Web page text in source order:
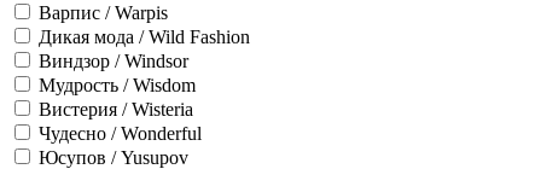
Варпис / Warpis
Дикая мода / Wild Fashion
Виндзор / Windsor
Мудрость / Wisdom
Вистерия / Wisteria
Чудесно / Wonderful
Юсупов / Yusupov